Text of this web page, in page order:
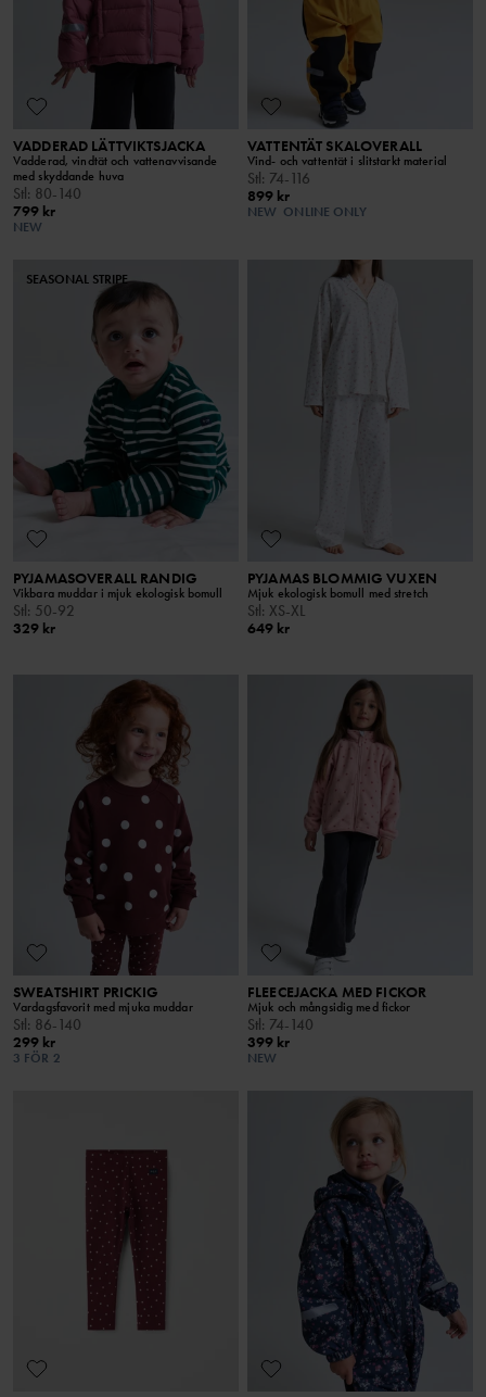
VADDERAD LÄTTVIKTSJACKA
Vadderad, vindtät och vattenavvisande
med skyddande huva
Stl: 80-140
799 kr
NEW
VATTENTÄT SKALOVERALL
Vind- och vattentät i slitstarkt material
Stl: 74-116
899 kr
NEW ONLINE ONLY
SEASONAL STRIPE
PYJAMASOVERALL RANDIG
Vikbara muddar i mjuk ekologisk bomull
Stl: 50-92
329 kr
PYJAMAS BLOMMIG VUXEN
Mjuk ekologisk bomull med stretch
Stl: XS-XL
649 kr
SWEATSHIRT PRICKIG
Vardagsfavorit med mjuka muddar
Stl: 86-140
299 kr
3 FÖR 2
FLEECEJACKA MED FICKOR
Mjuk och mångsidig med fickor
Stl: 74-140
399 kr
NEW